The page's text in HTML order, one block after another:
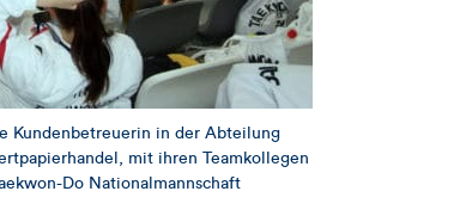
Kundenbetreuerin in der Abteilung
mit ihren Teamkollegen
Do Nationalmannschaft